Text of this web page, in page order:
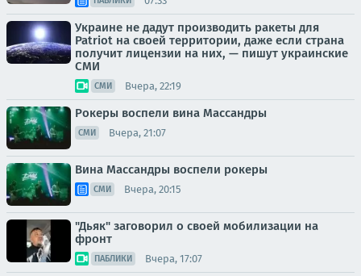
Украине не дадут производить ракеты для
Patriot на своей территории, даже если страна
получит лицензии на них, — пишут украинские
СМИ
СМИ Вчера, 22:19
Рокеры воспели вина Массандры
СМИ Вчера, 21:07
Вина Массандры воспели рокеры
СМИ Вчера, 20:15
"Дьяк" заговорил о своей мобилизации на
фронт
ПАБЛИКИ Вчера, 17:07